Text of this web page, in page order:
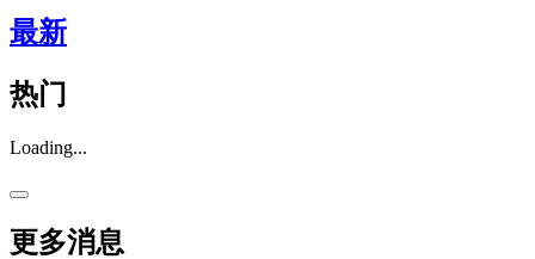
最新
热门
Loading...
更多消息